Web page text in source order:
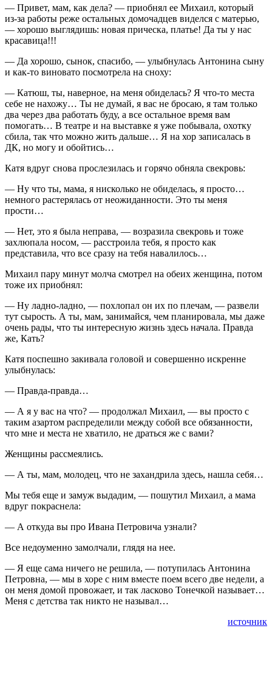
— Привет, мам, как дела? — приобнял ее Михаил, который
из-за работы реже остальных домочадцев виделся с матерью,
— хорошо выглядишь: новая прическа, платье! Да ты у нас
красавица!!!
— Да хорошо, сынок, спасибо, — улыбнулась Антонина сыну
и как-то виновато посмотрела на сноху:
— Катюш, ты, наверное, на меня обиделась? Я что-то места
себе не нахожу… Ты не думай, я вас не бросаю, я там только
два через два работать буду, а все остальное время вам
помогать… В театре и на выставке я уже побывала, охотку
сбила, так что можно жить дальше… Я на хор записалась в
ДК, но могу и обойтись…
Катя вдруг снова прослезилась и горячо обняла свекровь:
— Ну что ты, мама, я нисколько не обиделась, я просто…
немного растерялась от неожиданности. Это ты меня
прости…
— Нет, это я была неправа, — возразила свекровь и тоже
захлюпала носом, — расстроила тебя, я просто как
представила, что все сразу на тебя навалилось…
Михаил пару минут молча смотрел на обеих женщина, потом
тоже их приобнял:
— Ну ладно-ладно, — похлопал он их по плечам, — развели
тут сырость. А ты, мам, занимайся, чем планировала, мы даже
очень рады, что ты интересную жизнь здесь начала. Правда
же, Кать?
Катя поспешно закивала головой и совершенно искренне
улыбнулась:
— Правда-правда…
— А я у вас на что? — продолжал Михаил, — вы просто с
таким азартом распределили между собой все обязанности,
что мне и места не хватило, не драться же с вами?
Женщины рассмеялись.
— А ты, мам, молодец, что не захандрила здесь, нашла себя…
Мы тебя еще и замуж выдадим, — пошутил Михаил, а мама
вдруг покраснела:
— А откуда вы про Ивана Петровича узнали?
Все недоуменно замолчали, глядя на нее.
— Я еще сама ничего не решила, — потупилась Антонина
Петровна, — мы в хоре с ним вместе поем всего две недели, а
он меня домой провожает, и так ласково Тонечкой называет…
Меня с детства так никто не называл…
источник